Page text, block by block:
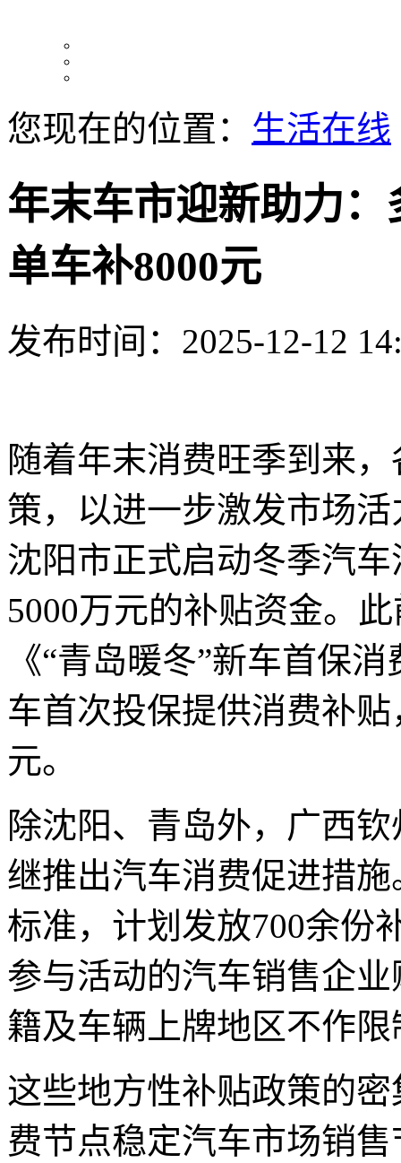
您现在的位置： 生活在线
年末车市迎新助力
单车补8000元
发布时间：2025-12-12
随着年末消费旺季到来
策，以进一步激发市场
沈阳市正式启动冬季汽
5000万元的补贴资金。
《“青岛暖冬”新车首保
车首次投保提供消费补
元。
除沈阳、青岛外，广西
继推出汽车消费促进措
标准，计划发放700余份
参与活动的汽车销售企
籍及车辆上牌地区不作限
这些地方性补贴政策的
费节点稳定汽车市场销